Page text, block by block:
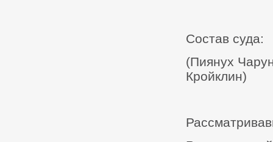
Состав суда:
(Пиянух
Кройклин)